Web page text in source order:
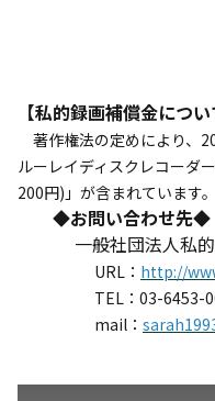
【私的録画補償金につい
著作権法の定めにより、
ルーレイディスクレコーダ
200円)」が含まれています。
◆お問い合わせ先◆
一般社団法人私的録
URL： http://
TEL：03-6453-
mail：